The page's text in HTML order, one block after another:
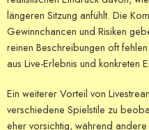
längeren Sitzung anfühlt. Die
Gewinnchancen und Risiken
reinen Beschreibungen oft
aus Live-Erlebnis und konkreten
Ein weiterer Vorteil von
verschiedene Spielstile zu
eher vorsichtig, während